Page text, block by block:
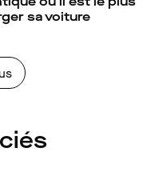
sa voiture